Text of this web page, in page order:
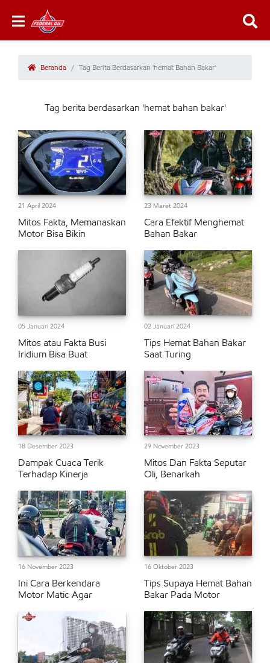
Beranda Tag Berita Berdasarkan 'hemat Bahan Bakar'
Tag berita berdasarkan 'hemat bahan bakar'
21 April 2024
Mitos Fakta, Memanaskan
Motor Bisa Bikin
23 Maret 2024
Cara Efektif Menghemat
Bahan Bakar
05 Januari 2024
Mitos atau Fakta Busi
Iridium Bisa Buat
02 Januari 2024
Tips Hemat Bahan Bakar
Saat Turing
18 Desember 2023
Dampak Cuaca Terik
Terhadap Kinerja
29 November 2023
Mitos Dan Fakta Seputar
Oli, Benarkah
16 November 2023
Ini Cara Berkendara
Motor Matic Agar
16 Oktober 2023
Tips Supaya Hemat Bahan
Bakar Pada Motor